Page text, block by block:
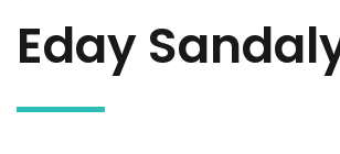
Eday